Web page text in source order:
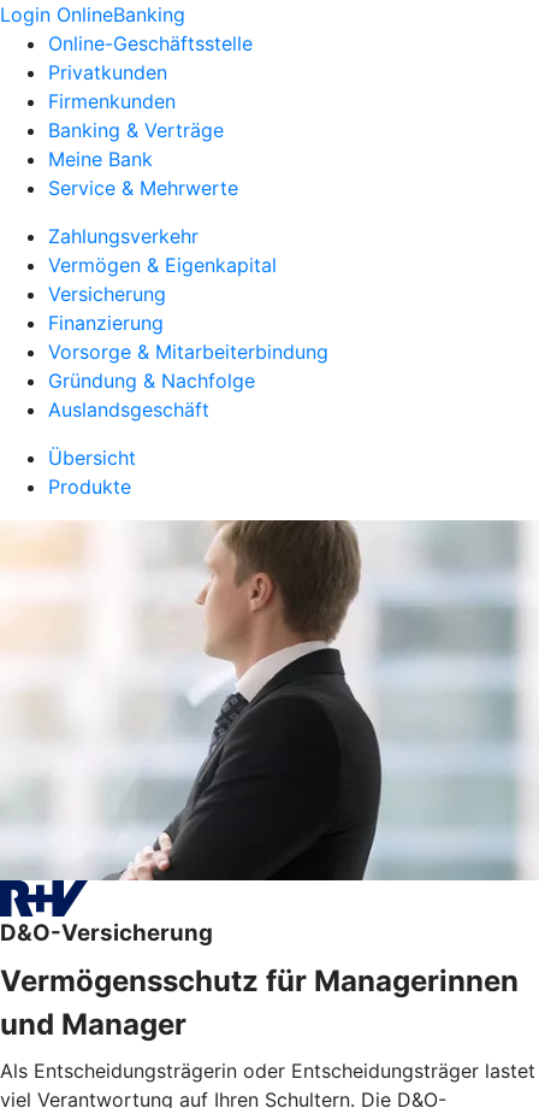
Login OnlineBanking
Online-Geschäftsstelle
Privatkunden
Firmenkunden
Banking & Verträge
Meine Bank
Service & Mehrwerte
Zahlungsverkehr
Vermögen & Eigenkapital
Versicherung
Finanzierung
Vorsorge & Mitarbeiterbindung
Gründung & Nachfolge
Auslandsgeschäft
Übersicht
Produkte
D&O-Versicherung
Vermögensschutz für Managerinnen
und Manager
Als Entscheidungsträgerin oder Entscheidungsträger lastet
viel Verantwortung auf Ihren Schultern. Die D&O-